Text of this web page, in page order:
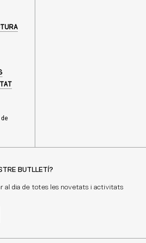
BUTLLETÍ?
al dia de totes les novetats i activitats